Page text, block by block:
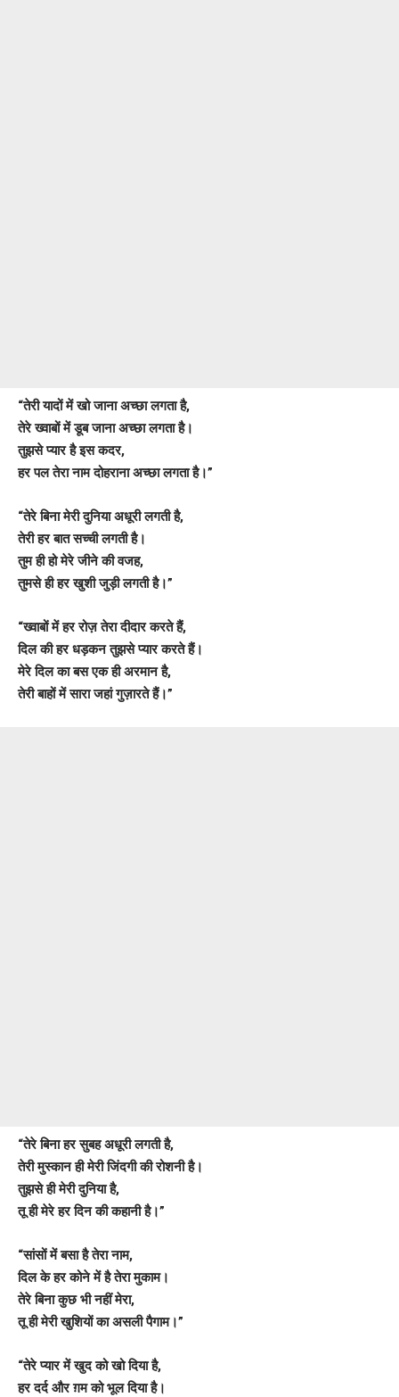
“तेरी यादों में खो जाना अच्छा लगता है,
तेरे ख्वाबों में डूब जाना अच्छा लगता है।
तुझसे प्यार है इस कदर,
हर पल तेरा नाम दोहराना अच्छा लगता है।”
“तेरे बिना मेरी दुनिया अधूरी लगती है,
तेरी हर बात सच्ची लगती है।
तुम ही हो मेरे जीने की वजह,
तुमसे ही हर खुशी जुड़ी लगती है।”
“ख्वाबों में हर रोज़ तेरा दीदार करते हैं,
दिल की हर धड़कन तुझसे प्यार करते हैं।
मेरे दिल का बस एक ही अरमान है,
तेरी बाहों में सारा जहां गुज़ारते हैं।”
“तेरे बिना हर सुबह अधूरी लगती है,
तेरी मुस्कान ही मेरी जिंदगी की रोशनी है।
तुझसे ही मेरी दुनिया है,
तू ही मेरे हर दिन की कहानी है।”
“सांसों में बसा है तेरा नाम,
दिल के हर कोने में है तेरा मुकाम।
तेरे बिना कुछ भी नहीं मेरा,
तू ही मेरी खुशियों का असली पैगाम।”
“तेरे प्यार में खुद को खो दिया है,
हर दर्द और ग़म को भूल दिया है।